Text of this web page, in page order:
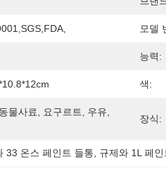
모델
능력:
색:
물사료, 요구르트, 우유,
장식:
33 온스 페인트 들통 규제와 1L 페